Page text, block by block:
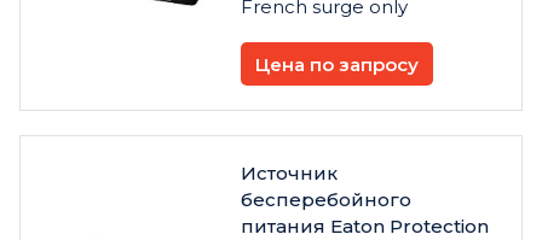
French surge only
Цена по запросу
Источник
бесперебойного
питания Eaton Protection